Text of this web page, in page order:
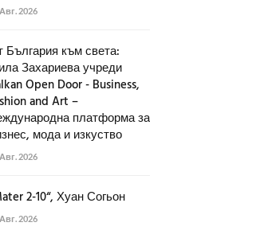
2026
България към света:
Захариева учреди
Open Door - Business,
and Art –
платформа за
мода и изкуство
2026
2-10“, Хуан Согьон
2026